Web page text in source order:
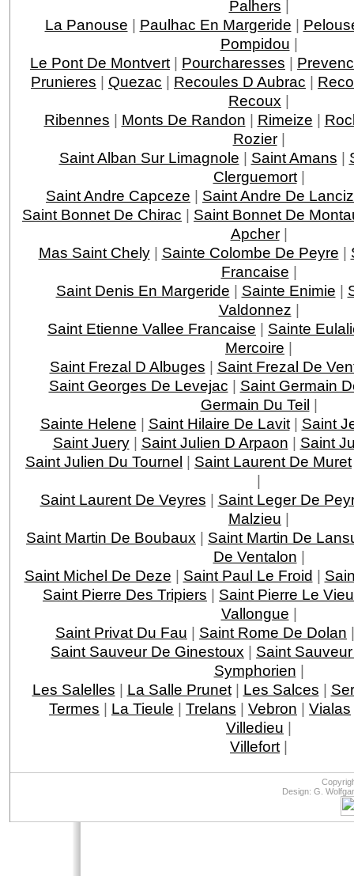
Palhers |
La Panouse | Paulhac En Margeride |
Pompidou |
Le Pont De Montvert | Pourcharesses |
Prunieres | Quezac | Recoules D Aubrac |
Recoux |
Ribennes | Monts De Randon | Rimeize |
Rozier|
Saint Alban Sur Limagnole | Saint Amans |
Clerguemort|
Saint Andre Capceze | Saint Andre De
Saint Bonnet De Chirac | Saint Bonnet De
Apcher|
Mas Saint Chely| Sainte Colombe De Peyre |
Francaise |
Saint Denis En Margeride | Sainte Enimie |
Valdonnez |
Saint Etienne Vallee Francaise | Sainte
Mercoire |
Saint Frezal D Albuges | Saint Frezal De
Saint Georges De Levejac | Saint Germain
Germain Du Teil |
Sainte Helene | Saint Hilaire De Lavit| Saint
Saint Juery| Saint Julien D Arpaon | Saint
Saint Julien Du Tournel | Saint Laurent De Muret
|
Saint Laurent De Veyres | Saint Leger De
Malzieu |
Saint Martin De Boubaux | Saint Martin De
De Ventalon |
Saint Michel De Deze | Saint Paul Le Froid |
Saint Pierre Des Tripiers | Saint Pierre Le
Vallongue |
Saint Privat Du Fau | Saint Rome De Dolan
Saint Sauveur De Ginestoux | Saint
Symphorien |
Les Salelles | La Salle Prunet| Les Salces |
Termes | La Tieule | Trelans | Vebron | Vialas
Villedieu |
Villefort |
Design: G.